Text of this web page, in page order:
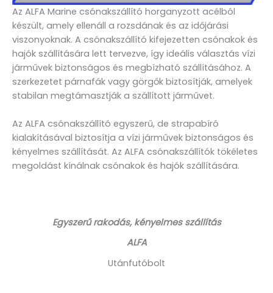
Az ALFA Marine csónakszállító horganyzott acélból
készült, amely ellenáll a rozsdának és az időjárási
viszonyoknak. A csónakszállító kifejezetten csónakok és
hajók szállítására lett tervezve, így ideális választás vízi
járművek biztonságos és megbízható szállításához. A
szerkezetet párnafák vagy görgők biztosítják, amelyek
stabilan megtámasztják a szállított járművet.
Az ALFA csónakszállító egyszerű, de strapabíró
kialakításával biztosítja a vízi járművek biztonságos és
kényelmes szállítását. Az ALFA csónakszállítók tökéletes
megoldást kínálnak csónakok és hajók szállítására.
Egyszerű rakodás, kényelmes szállítás
ALFA
Utánfutóbolt